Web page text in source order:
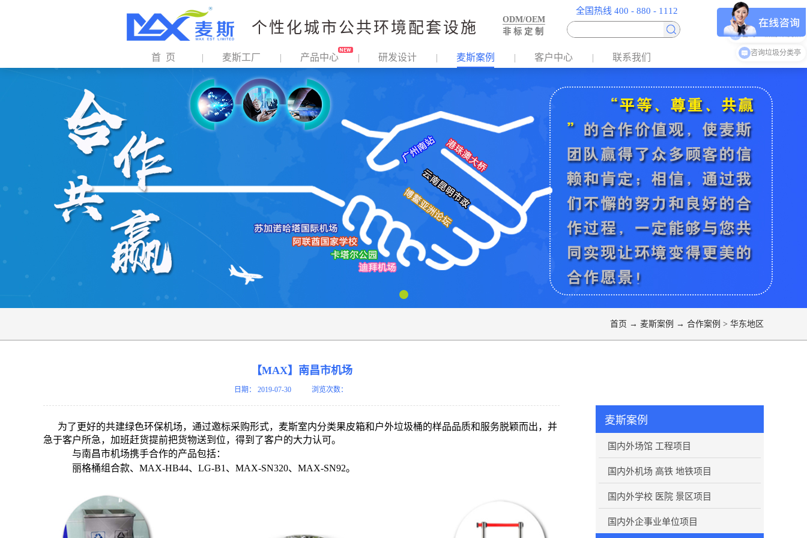
个性化城市公共环境配套设施
ODM/OEM
非 标 定 制
全国热线 400 - 880 - 1112
首 页 麦斯工厂 产品中心 研发设计 麦斯案例 客户中心 联系我们
首页 → 麦斯案例 → 合作案例 > 华东地区
麦斯案例
国内外场馆 工程项目
国内外机场 高铁 地铁项目
国内外学校 医院 景区项目
国内外企事业单位项目
【MAX】南昌市机场
日期： 2019-07-30 浏览次数：
为了更好的共建绿色环保机场，通过邀标采购形式，麦斯室内分类果皮箱和户外垃圾桶的样品品质和服务脱颖而出，并
急于客户所急，加班赶货提前把货物送到位，得到了客户的大力认可。
与南昌市机场携手合作的产品包括：
丽格桶组合款、MAX-HB44、LG-B1、MAX-SN320、MAX-SN92。
咨询垃圾桶/果皮箱